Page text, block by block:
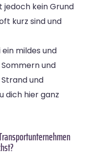
jedoch kein Grund
kurz sind und
mildes und
und
und
dich hier ganz